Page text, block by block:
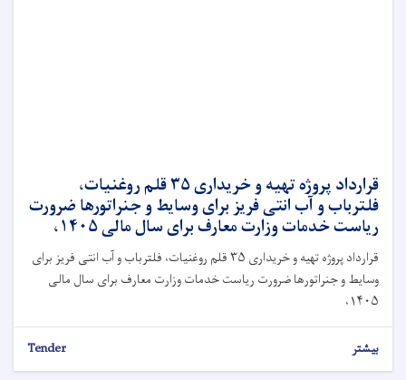
قرارداد پروژه تهیه و خریداری ۳۵ قلم روغنیات،
فلترباب و آب انتی فریز برای وسایط و جنراتورها ضرورت
ریاست خدمات وزارت معارف برای سال مالی ۱۴۰۵،
قرارداد پروژه تهیه و خریداری ۳۵ قلم روغنیات، فلترباب و آب انتی فریز برای
وسایط و جنراتورها ضرورت ریاست خدمات وزارت معارف برای سال مالی
۱۴۰۵،
بیشتر Tender